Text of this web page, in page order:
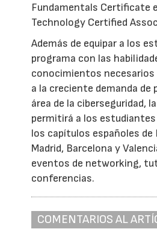
Fundamentals Certificate
Technology Certified
Además de equipar a los
programa con las
conocimientos
a la creciente demanda de
área de la ciberseguridad,
permitirá a los
los capítulos españoles de
Madrid, Barcelona y
eventos de networking,
conferencias.
COMENTARIOS AL